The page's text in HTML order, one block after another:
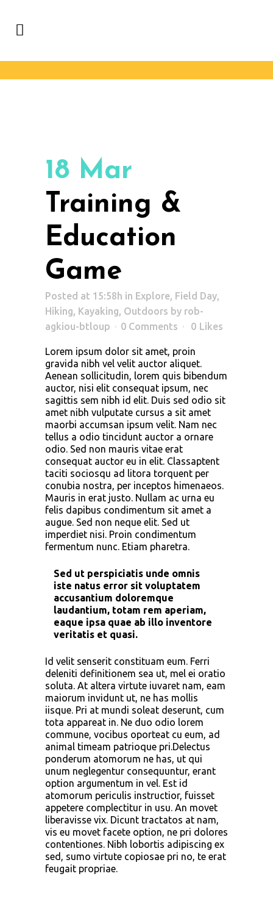
18 Mar
Training &
Education
Game
Posted at 15:58h in Explore, Field Day,
Hiking, Kayaking, Outdoors by rob-
agkiou-btloup
0 Comments 0 Likes
Lorem ipsum dolor sit amet, proin
gravida nibh vel velit auctor aliquet.
Aenean sollicitudin, lorem quis bibendum
auctor, nisi elit consequat ipsum, nec
sagittis sem nibh id elit. Duis sed odio sit
amet nibh vulputate cursus a sit amet
maorbi accumsan ipsum velit. Nam nec
tellus a odio tincidunt auctor a ornare
odio. Sed non mauris vitae erat
consequat auctor eu in elit. Classaptent
taciti sociosqu ad litora torquent per
conubia nostra, per inceptos himenaeos.
Mauris in erat justo. Nullam ac urna eu
felis dapibus condimentum sit amet a
augue. Sed non neque elit. Sed ut
imperdiet nisi. Proin condimentum
fermentum nunc. Etiam pharetra.
Sed ut perspiciatis unde omnis
iste natus error sit voluptatem
accusantium doloremque
laudantium, totam rem aperiam,
eaque ipsa quae ab illo inventore
veritatis et quasi.
Id velit senserit constituam eum. Ferri
deleniti definitionem sea ut, mel ei oratio
soluta. At altera virtute iuvaret nam, eam
maiorum invidunt ut, ne has mollis
iisque. Pri at mundi soleat deserunt, cum
tota appareat in. Ne duo odio lorem
commune, vocibus oporteat cu eum, ad
animal timeam patrioque pri.Delectus
ponderum atomorum ne has, ut qui
unum neglegentur consequuntur, erant
option argumentum in vel. Est id
atomorum periculis instructior, fuisset
appetere complectitur in usu. An movet
liberavisse vix. Dicunt tractatos at nam,
vis eu movet facete option, ne pri dolores
contentiones. Nibh lobortis adipiscing ex
sed, sumo virtute copiosae pri no, te erat
feugait propriae.